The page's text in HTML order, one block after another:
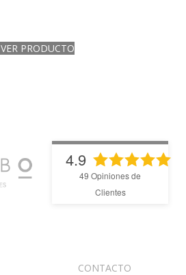
VER PRODUCTO
4.9
49 Opiniones de
Clientes
CONTACTO